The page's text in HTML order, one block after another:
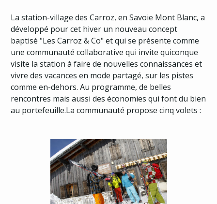
La station-village des Carroz, en Savoie Mont Blanc, a
développé pour cet hiver un nouveau concept
baptisé "Les Carroz & Co" et qui se présente comme
une communauté collaborative qui invite quiconque
visite la station à faire de nouvelles connaissances et
vivre des vacances en mode partagé, sur les pistes
comme en-dehors. Au programme, de belles
rencontres mais aussi des économies qui font du bien
au portefeuille.La communauté propose cinq volets :